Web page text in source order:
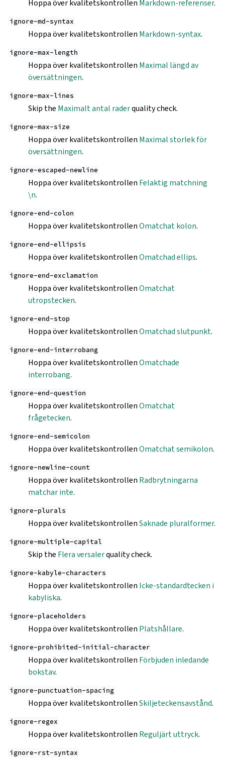
Hoppa över kvalitetskontrollen Markdown-referenser.
ignore-md-syntax
Hoppa över kvalitetskontrollen Markdown-syntax.
ignore-max-length
Hoppa över kvalitetskontrollen Maximal längd av
översättningen.
ignore-max-lines
Skip the Maximalt antal raderquality check.
ignore-max-size
Hoppa över kvalitetskontrollen Maximal storlek för
översättningen.
ignore-escaped-newline
Hoppa över kvalitetskontrollen Felaktig matchning
\n.
ignore-end-colon
Hoppa över kvalitetskontrollenOmatchat kolon.
ignore-end-ellipsis
Hoppa över kvalitetskontrollenOmatchad ellips.
ignore-end-exclamation
Hoppa över kvalitetskontrollenOmatchat
utropstecken.
ignore-end-stop
Hoppa över kvalitetskontrollenOmatchad slutpunkt.
ignore-end-interrobang
Hoppa över kvalitetskontrollenOmatchade
interrobang.
ignore-end-question
Hoppa över kvalitetskontrollenOmatchat
frågetecken.
ignore-end-semicolon
Hoppa över kvalitetskontrollenOmatchat semikolon.
ignore-newline-count
Hoppa över kvalitetskontrollen Radbrytningarna
matchar inte.
ignore-plurals
Hoppa över kvalitetskontrollenSaknade pluralformer.
ignore-multiple-capital
Skip the Flera versalerquality check.
ignore-kabyle-characters
Hoppa över kvalitetskontrollen Icke-standardtecken i
kabyliska.
ignore-placeholders
Hoppa över kvalitetskontrollen Platshållare.
ignore-prohibited-initial-character
Hoppa över kvalitetskontrollen Förbjuden inledande
bokstav.
ignore-punctuation-spacing
Hoppa över kvalitetskontrollenSkiljeteckensavstånd.
ignore-regex
Hoppa över kvalitetskontrollen Reguljärt uttryck.
ignore-rst-syntax